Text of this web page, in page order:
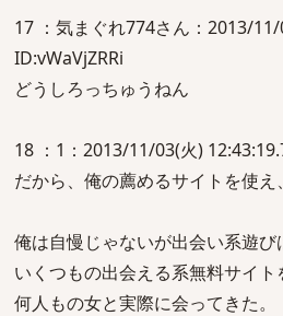
17 ：気まぐれ774さん：2013/
ID:vWaVjZRRi
どうしろっちゅうねん
18 ：1：2013/11/03(火)
だから、俺の薦めるサイトを使え
俺は自慢じゃないが出会い系遊び
いくつもの出会える系無料サイト
何人もの女と実際に会ってきた。